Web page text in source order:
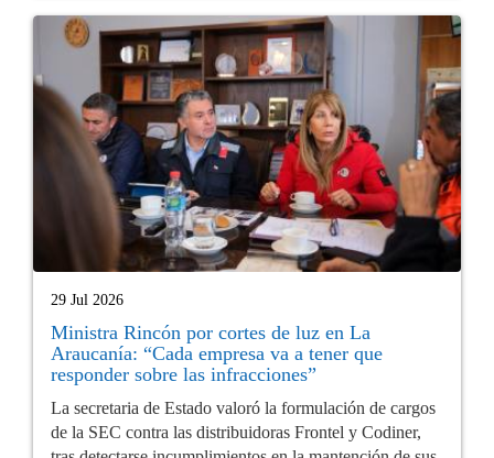
29 Jul 2026
Ministra Rincón por cortes de luz en La
Araucanía: “Cada empresa va a tener que
responder sobre las infracciones”
La secretaria de Estado valoró la formulación de cargos
de la SEC contra las distribuidoras Frontel y Codiner,